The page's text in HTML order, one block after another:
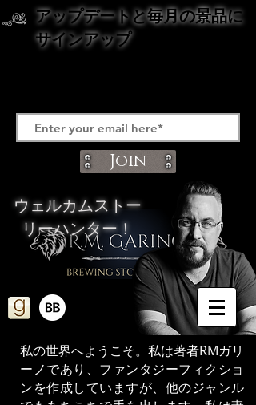
アップデートと毎月の景品に
サインアップ
Join
ウェルカムストー
リーハンター！
私の世界へようこそ。私は著者RMガリ
ーノであり、ファンタジーフィクショ
ンを作成していますが、他のジャンル